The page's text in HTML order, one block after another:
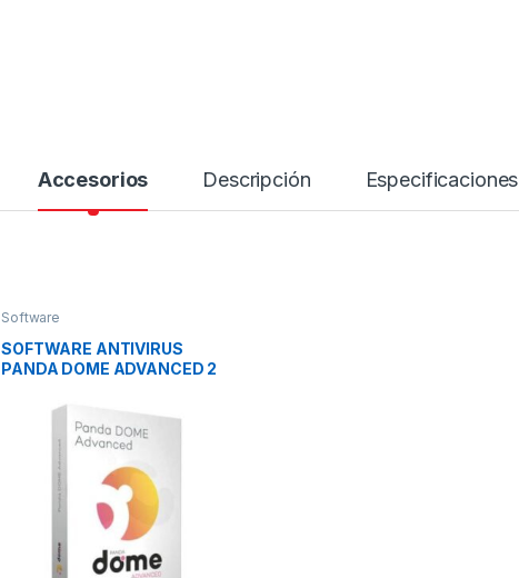
Accesorios Descripción Especificaciones
Software
SOFTWARE ANTIVIRUS
PANDA DOME ADVANCED 2